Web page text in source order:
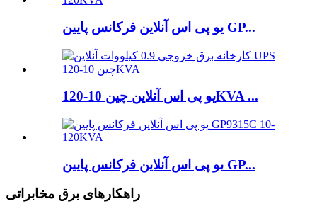
یو پی اس آنلاین فرکانس پایین GP...
یو پی اس آنلاین چین 10-120KVA ...
یو پی اس آنلاین فرکانس پایین GP...
راهکارهای برق مخابراتی